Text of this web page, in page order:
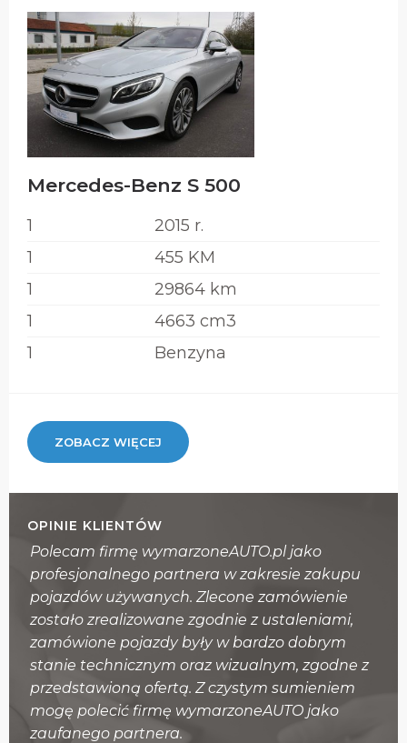
Mercedes-Benz S 500
1
2015 r.
1
455 KM
1
29864 km
1
4663 cm3
1
Benzyna
ZOBACZ WIĘCEJ
OPINIE KLIENTÓW
Polecam firmę wymarzoneAUTO.pl jako
profesjonalnego partnera w zakresie zakupu
pojazdów używanych. Zlecone zamówienie
zostało zrealizowane zgodnie z ustaleniami,
zamówione pojazdy były w bardzo dobrym
stanie technicznym oraz wizualnym, zgodne z
przedstawioną ofertą. Z czystym sumieniem
mogę polecić firmę wymarzoneAUTO jako
zaufanego partnera.